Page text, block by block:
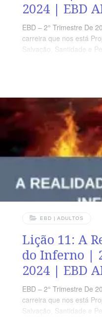
2024 | EBD
EBD – 2° Trimestre De
carreira que nos está
Salvação, Santidade e
Jesus Cristo.” (Tt 2.13)
esperança cristã é a
crente firme diante dos
fé. LEITURA DIÁRIA
esperança
EBD | ADULTOS
Lição 11: A
do Inferno |
2024 | EBD
EBD – 2° Trimestre De
carreira que nos está
Salvação, Santidade e